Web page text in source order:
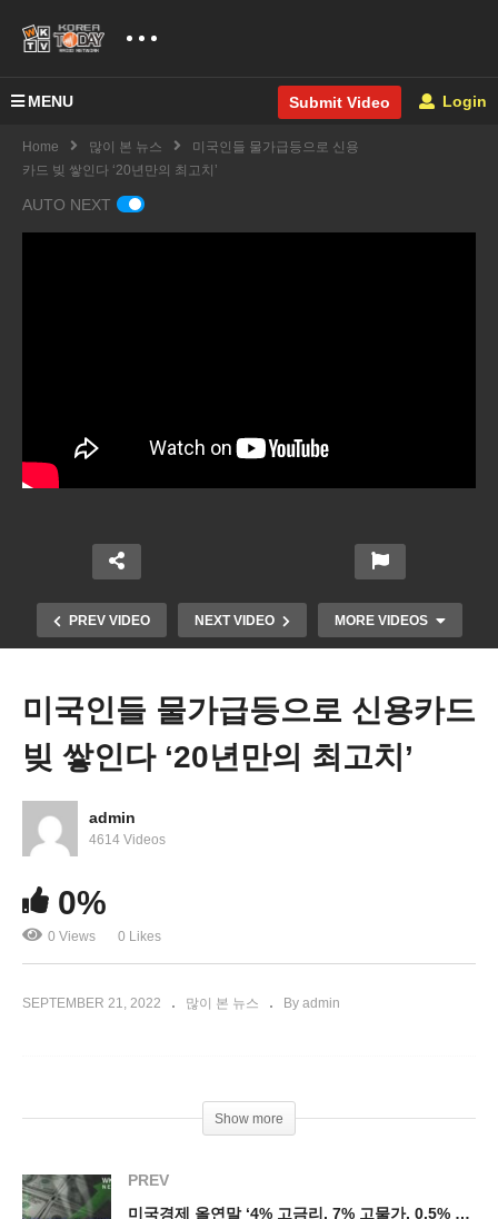
MENU Submit Video Login
Home 많이 본 뉴스
미국인들 물가급등으로 신용
카드 빚 쌓인다 ‘20년만의 최고치’
AUTO NEXT
PREV VIDEO NEXT VIDEO MORE VIDEOS
고려할 것’
미국인들 물가급등으로 신용카드
빚 쌓인다 ‘20년만의 최고치’
admin
4614 Videos
0%
0 Views 0 Likes
SEPTEMBER 21, 2022 많이 본 뉴스 By admin
Show more
PREV
미국경제 올연말 ‘4% 고금리, 7% 고물가, 0.5% 저성장’